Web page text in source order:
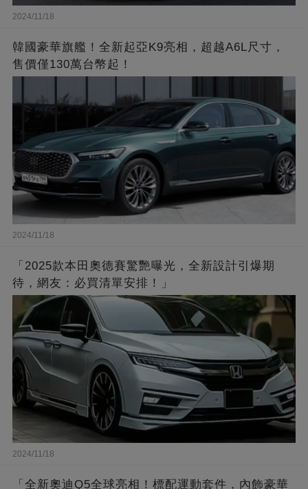
2024/11/18
韓國豪華旗艦！全新起亞K9亮相，超越A6L尺寸，
售價僅130萬台幣起！
2024/11/18
「2025款本田奧德賽驚艷曝光，全新設計引爆期
待，網友：必買清單安排！」
2024/11/18
「全新奧迪Q5全球亮相！標配運動套件，內飾豪華